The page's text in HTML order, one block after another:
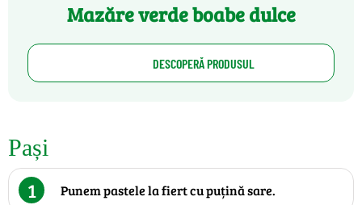
Mazăre verde boabe dulce
DESCOPERĂ PRODUSUL
Pași
1
Punem pastele la fiert cu puțină sare.